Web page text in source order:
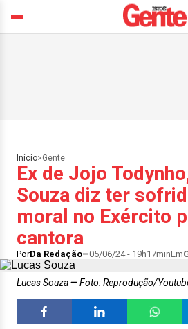
Início>Gente
Ex de Jojo
Souza diz ter
moral no Exército
cantora
PorDa Redação 05/06/24 - 19h17minEm
Lucas Souza Foto: Reprodução/